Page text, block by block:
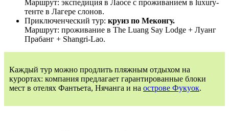
Маршрут: экспедиция в Лаосе с проживанием в luxury-
тенте в Лагере слонов.
Приключенческий тур: круиз по Меконгу.
Маршрут: проживание в The Luang Say Lodge + Луанг
Прабанг + Shangri-Lao.
Каждый тур можно продлить пляжным отдыхом на
курортах: компания предлагает гарантированные блоки
мест в отелях Фантьета, Нячанга и на острове Фукуок.